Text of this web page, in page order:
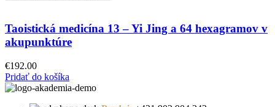
Taoistická medicína 13 – Yi Jing a 64 hexagramov v
akupunktúre
€192.00
Pridať do košíka